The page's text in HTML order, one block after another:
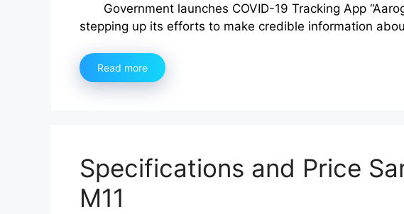
Government launches COVID-19 Tracking App
stepping up its efforts to make credible information
Read more
Specifications and Price
M11